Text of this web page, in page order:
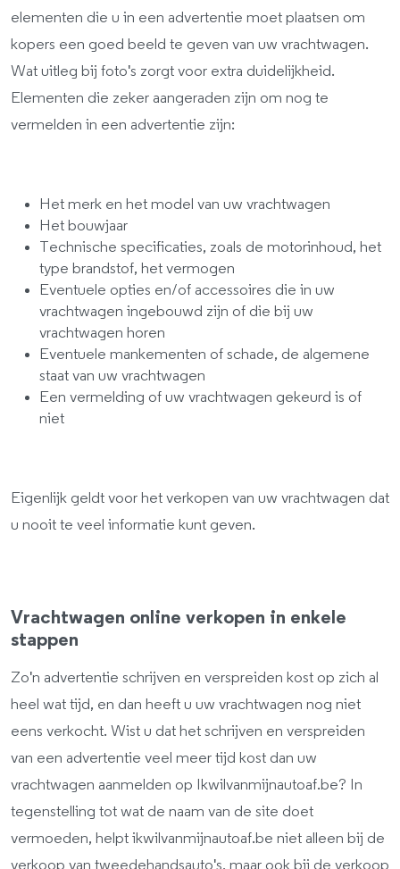
elementen die u in een advertentie moet plaatsen om
kopers een goed beeld te geven van uw vrachtwagen.
Wat uitleg bij foto's zorgt voor extra duidelijkheid.
Elementen die zeker aangeraden zijn om nog te
vermelden in een advertentie zijn:
Het merk en het model van uw vrachtwagen
Het bouwjaar
Technische specificaties, zoals de motorinhoud, het
type brandstof, het vermogen
Eventuele opties en/of accessoires die in uw
vrachtwagen ingebouwd zijn of die bij uw
vrachtwagen horen
Eventuele mankementen of schade, de algemene
staat van uw vrachtwagen
Een vermelding of uw vrachtwagen gekeurd is of
niet
Eigenlijk geldt voor het verkopen van uw vrachtwagen dat
u nooit te veel informatie kunt geven.
Vrachtwagen online verkopen in enkele
stappen
Zo'n advertentie schrijven en verspreiden kost op zich al
heel wat tijd, en dan heeft u uw vrachtwagen nog niet
eens verkocht. Wist u dat het schrijven en verspreiden
van een advertentie veel meer tijd kost dan uw
vrachtwagen aanmelden op Ikwilvanmijnautoaf.be? In
tegenstelling tot wat de naam van de site doet
vermoeden, helpt ikwilvanmijnautoaf.be niet alleen bij de
verkoop van tweedehandsauto's, maar ook bij de verkoop